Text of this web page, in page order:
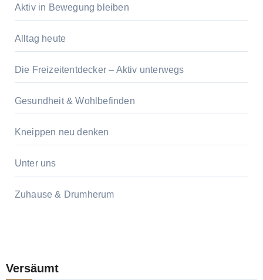
Aktiv in Bewegung bleiben
Alltag heute
Die Freizeitentdecker – Aktiv unterwegs
Gesundheit & Wohlbefinden
Kneippen neu denken
Unter uns
Zuhause & Drumherum
Versäumt